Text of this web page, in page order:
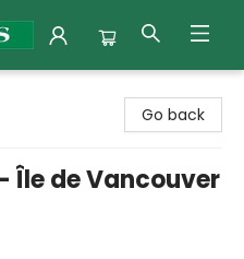
Go back
Île de Vancouver